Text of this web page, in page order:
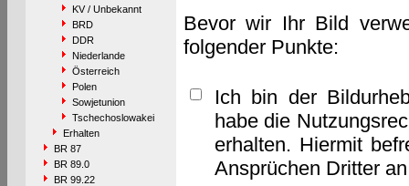
KV / Unbekannt
BRD
DDR
Niederlande
Österreich
Polen
Sowjetunion
Tschechoslowakei
Erhalten
BR 87
BR 89.0
BR 99.22
Bevor wir Ihr Bild
folgender Punkte:
Ich bin der
habe die
erhalten. Hiermit
Ansprüchen Dritter